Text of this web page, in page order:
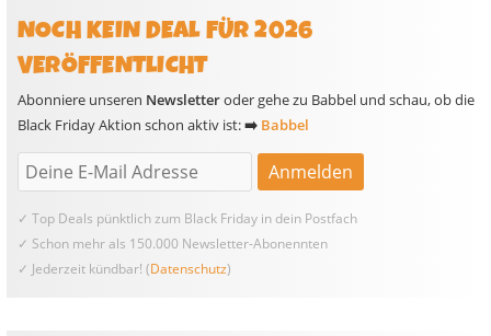
NOCH KEIN DEAL FÜR 2026
VERÖFFENTLICHT
Abonniere unseren Newsletteroder gehe zu Babbel und schau, ob die
Black Friday Aktion schon aktiv ist:➡️ Babbel
✓ Top Deals pünktlich zum Black Friday in dein Postfach
✓ Schon mehr als 150.000 Newsletter-Abonennten
✓ Jederzeit kündbar! (Datenschutz)